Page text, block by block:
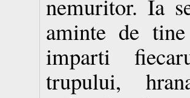
nemuritor. Ia
aminte de
imparti
trupului,